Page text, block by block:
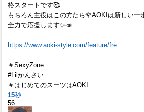
格スタートです🥰
もちろん主役はこの方たち🌹AOKIは新しい一
全力で応援します✨📣
https://www.aoki-style.com/feature/fre..
＃SexyZone
#Lilかんさい
＃はじめてのスーツはAOKI
15秒
56